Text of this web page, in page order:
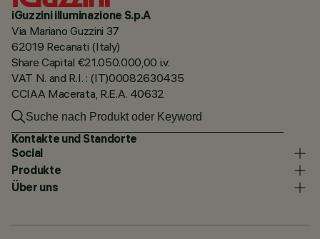
iGuzzini illuminazione S.p.A
Via Mariano Guzzini 37
62019 Recanati (Italy)
Share Capital €21.050.000,00 i.v.
VAT N. and R.I. : (IT)00082630435
CCIAA Macerata, R.E.A. 40632
Kontakte und Standorte
Social
Produkte
Über uns